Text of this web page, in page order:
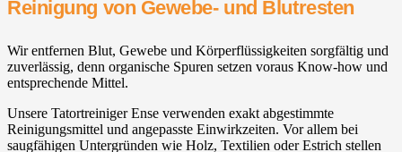
Reinigung von Gewebe- und Blutresten
Wir entfernen Blut, Gewebe und Körperflüssigkeiten sorgfältig und
zuverlässig, denn organische Spuren setzen voraus Know-how und
entsprechende Mittel.
Unsere Tatortreiniger Ense verwenden exakt abgestimmte
Reinigungsmittel und angepasste Einwirkzeiten. Vor allem bei
saugfähigen Untergründen wie Holz, Textilien oder Estrich stellen